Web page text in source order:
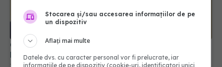
Casa Albă a publicat că originea COVID este un
laborator și-l acuză pe Fauci
Stocarea și/sau accesarea informațiilor de pe
un dispozitiv
Aflați mai multe
Datele dvs. cu caracter personal vor fi prelucrate, iar
informațiile de pe dispozitiv (cookie-uri, identificatori unici